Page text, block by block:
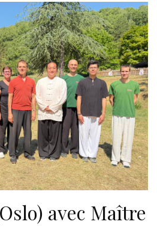
avec Maître